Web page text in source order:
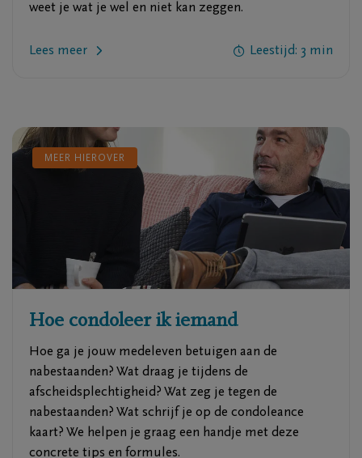
weet je wat je wel en niet kan zeggen.
Lees meer Leestijd: 3 min
MEER HIEROVER
Hoe condoleer ik iemand
Hoe ga je jouw medeleven betuigen aan de
nabestaanden? Wat draag je tijdens de
afscheidsplechtigheid? Wat zeg je tegen de
nabestaanden? Wat schrijf je op de condoleance
kaart? We helpen je graag een handje met deze
concrete tips en formules.